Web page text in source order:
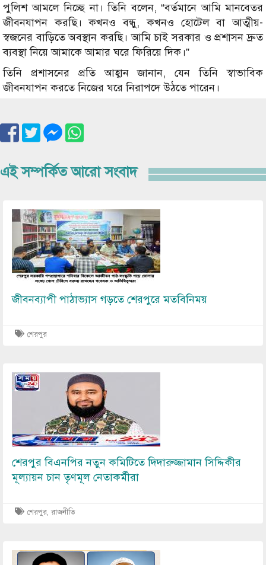
পুলিশ আমলে নিচ্ছে না। তিনি বলেন, “বর্তমানে আমি মানবেতর
জীবনযাপন করছি। কখনও বন্ধু, কখনও হোটেল বা আত্মীয়-
স্বজনের বাড়িতে অবস্থান করছি। আমি চাই সরকার ও প্রশাসন দ্রুত
ব্যবস্থা নিয়ে আমাকে আমার ঘরে ফিরিয়ে দিক।”
তিনি প্রশাসনের প্রতি আহ্বান জানান, যেন তিনি স্বাভাবিক
জীবনযাপন করতে নিজের ঘরে নিরাপদে উঠতে পারেন।
এই সম্পর্কিত আরো সংবাদ
Image
জীবনব্যাপী পাঠাভ্যাস গড়তে শেরপুরে মতবিনিময়
শেরপুর
Image
শেরপুর বিএনপির নতুন কমিটিতে দিদারুজ্জামান সিদ্দিকীর
মূল্যায়ন চান তৃণমূল নেতাকর্মীরা
শেরপুর, রাজনীতি
Image